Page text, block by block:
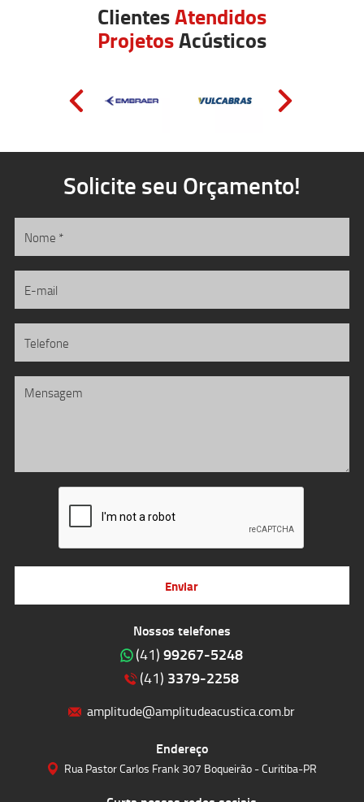
ClientesAtendidos
ProjetosAcústicos
Nossos telefones
(41) 99267-5248
(41) 3379-2258
amplitude@amplitudeacustica.com.br
Endereço
Rua Pastor Carlos Frank 307 Boqueirão - Curitiba-PR
Solicite seu Orçamento!
Enviar